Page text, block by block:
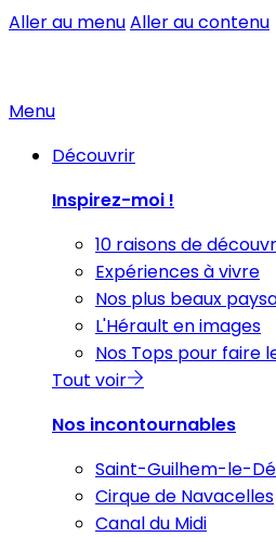
Aller au menuAller au contenu
Menu
Découvrir
Inspirez-moi !
10 raisons de
Expériences à vivre
Nos plus beaux
L'Hérault en images
Nos Tops pour faire
Tout voir
Nos incontournables
Saint-Guilhem-le-
Cirque de Navacelles
Canal du Midi